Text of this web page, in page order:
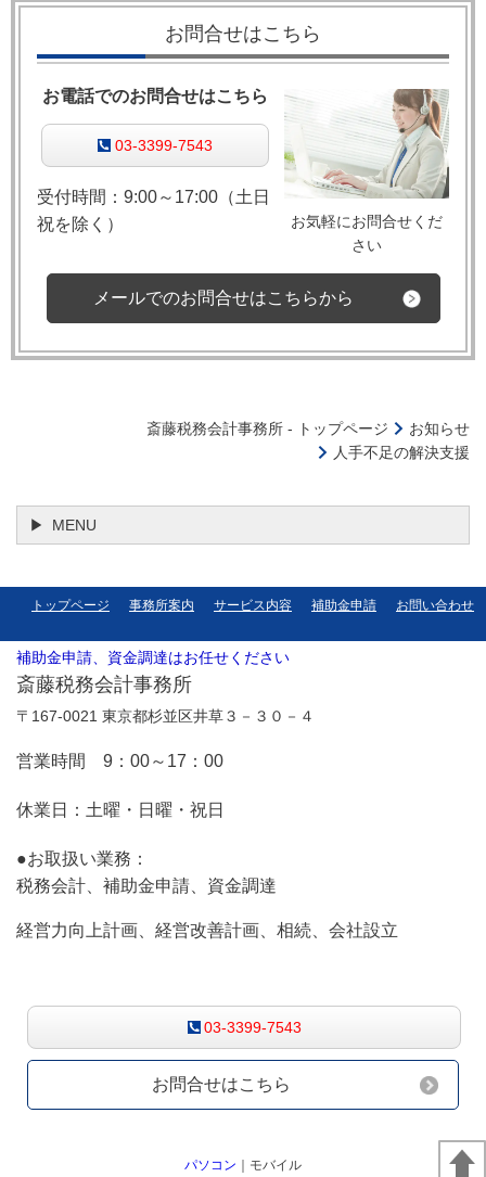
お問合せはこちら
お気軽にお問合せくだ
さい
お電話でのお問合せはこちら
03-3399-7543
受付時間：9:00～17:00（土日
祝を除く）
メールでのお問合せはこちらから
斎藤税務会計事務所 - トップページ
お知らせ
人手不足の解決支援
MENU
トップページ 事務所案内 サービス内容 補助金申請 お問い合わせ
補助金申請、資金調達はお任せください
斎藤税務会計事務所
〒167-0021 東京都杉並区井草３－３０－４
営業時間 9：00～17：00
休業日：土曜・日曜・祝日
●お取扱い業務：
税務会計、補助金申請、資金調達
経営力向上計画、経営改善計画、相続、会社設立
03-3399-7543
お問合せはこちら
パソコン ｜モバイル